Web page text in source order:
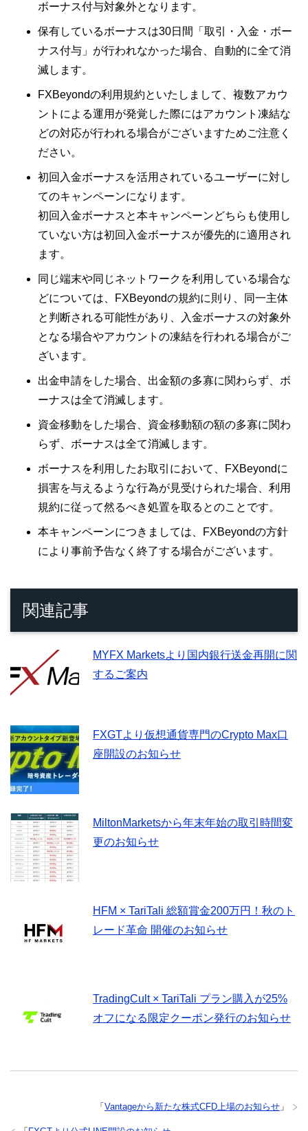
ボーナス付与対象外となります。
保有しているボーナスは30日間「取引・入金・ボー
ナス付与」が行われなかった場合、自動的に全て消
滅します。
FXBeyondの利用規約といたしまして、複数アカウ
ントによる運用が発覚した際にはアカウント凍結な
どの対応が行われる場合がございますためご注意く
ださい。
初回入金ボーナスを活用されているユーザーに対し
てのキャンペーンになります。
初回入金ボーナスと本キャンペーンどちらも使用し
ていない方は初回入金ボーナスが優先的に適用され
ます。
同じ端末や同じネットワークを利用している場合な
どについては、FXBeyondの規約に則り、同一主体
と判断される可能性があり、入金ボーナスの対象外
となる場合やアカウントの凍結を行われる場合がご
ざいます。
出金申請をした場合、出金額の多寡に関わらず、ボ
ーナスは全て消滅します。
資金移動をした場合、資金移動額の額の多寡に関わ
らず、ボーナスは全て消滅します。
ボーナスを利用したお取引において、FXBeyondに
損害を与えるような行為が見受けられた場合、利用
規約に従って然るべき処置を取るとのことです。
本キャンペーンにつきましては、FXBeyondの方針
により事前予告なく終了する場合がございます。
関連記事
MYFX Marketsより国内銀行送金再開に関
するご案内
FXGTより仮想通貨専門のCrypto Max口
座開設のお知らせ
MiltonMarketsから年末年始の取引時間変
更のお知らせ
HFM × TariTali 総額賞金200万円！秋のト
レード革命 開催のお知らせ
TradingCult × TariTali プラン購入が25%
オフになる限定クーポン発行のお知らせ
「 Vantageから新たな株式CFD上場のお知らせ 」